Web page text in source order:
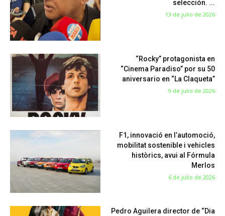
selección. ...
13 de julio de 2026
“Rocky” protagonista en
“Cinema Paradiso” por su 50
aniversario en “La Claqueta”
9 de julio de 2026
F1, innovació en l’automoció,
mobilitat sostenible i vehicles
històrics, avui al Fórmula
Merlos
6 de julio de 2026
Pedro Aguilera director de “Dia